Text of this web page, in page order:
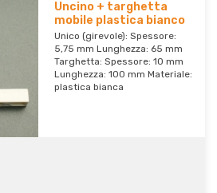
Uncino + targhetta
mobile plastica bianco
Unico (girevole): Spessore:
5,75 mm Lunghezza: 65 mm
Targhetta: Spessore: 10 mm
Lunghezza: 100 mm Materiale:
plastica bianca